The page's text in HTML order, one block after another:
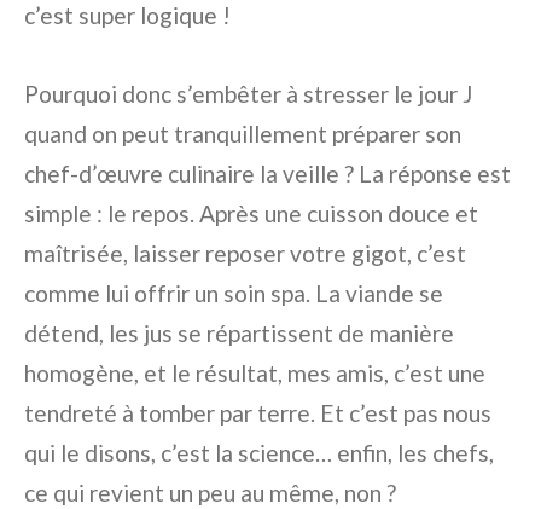
c’est super logique !
Pourquoi donc s’embêter à stresser le jour J
quand on peut tranquillement préparer son
chef-d’œuvre culinaire la veille ? La réponse est
simple : le repos. Après une cuisson douce et
maîtrisée, laisser reposer votre gigot, c’est
comme lui offrir un soin spa. La viande se
détend, les jus se répartissent de manière
homogène, et le résultat, mes amis, c’est une
tendreté à tomber par terre. Et c’est pas nous
qui le disons, c’est la science… enfin, les chefs,
ce qui revient un peu au même, non ?